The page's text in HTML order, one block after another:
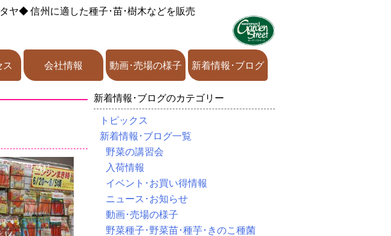
ヤ◆信州に適した種子･苗･樹木などを販売
会社情報 動画･売場の様子 新着情報･ブログ
新着情報･ブログのカテゴリー
トピックス
新着情報･ブログ一覧
野菜の講習会
入荷情報
イベント･お買い得情報
ニュース･お知らせ
動画･売場の様子
野菜種子･野菜苗･種芋･きのこ種菌